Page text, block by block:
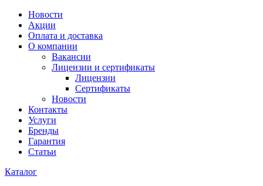
Новости
Акции
Оплата и доставка
О компании
Вакансии
Лицензии и сертификаты
Лицензии
Сертификаты
Новости
Контакты
Услуги
Бренды
Гарантия
Статьи
Каталог